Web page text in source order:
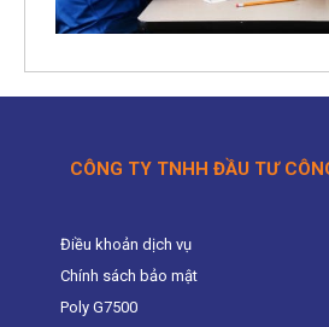
CÔNG TY TNHH ĐẦU TƯ
Điều khoản dịch vụ
Chính sách bảo mật
Poly G7500